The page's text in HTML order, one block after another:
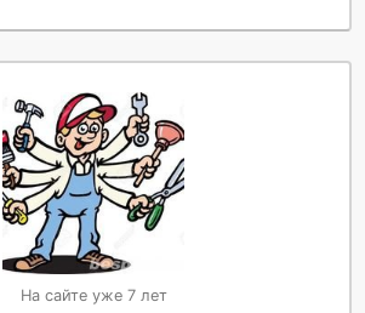
На сайте уже 7 лет